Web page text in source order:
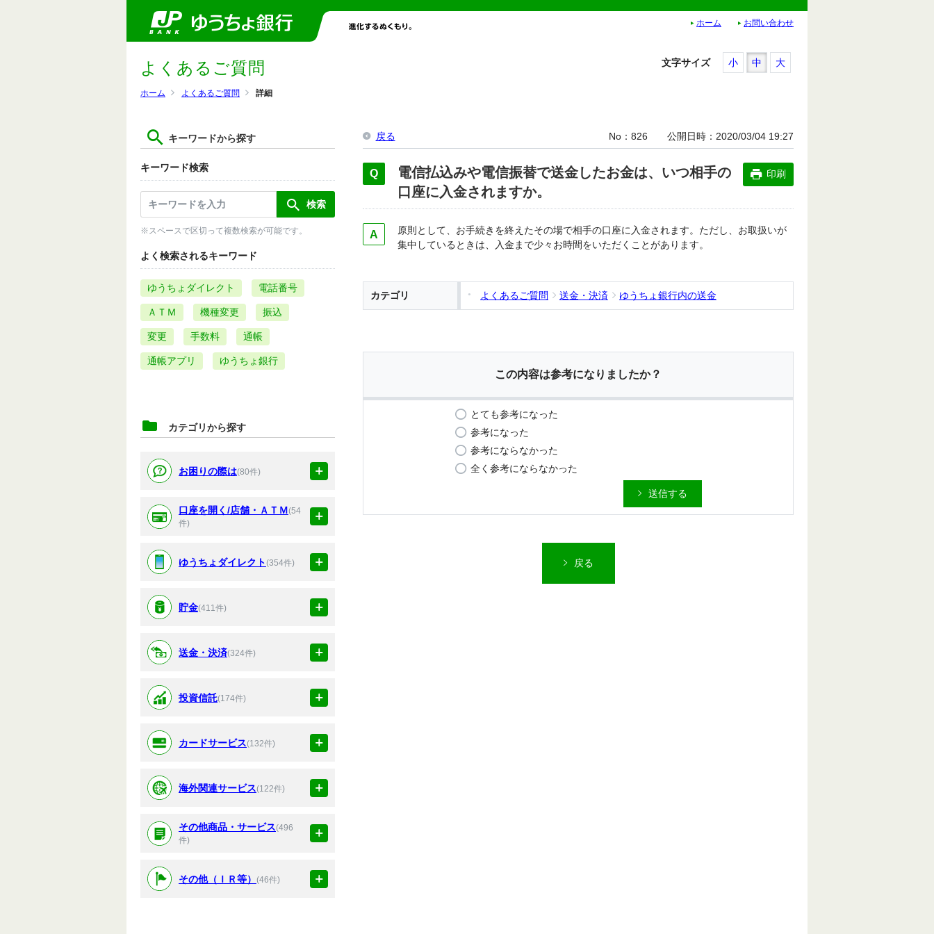
ホーム お問い合わせ
ホーム よくあるご質問 詳細
よくあるご質問
キーワードから探す
キーワード検索
※スペースで区切って複数検索が可能です。
よく検索されるキーワード
ゆうちょダイレクト 電話番号
ＡＴＭ 機種変更 振込
変更 手数料 通帳
通帳アプリ ゆうちょ銀行
カテゴリから探す
お困りの際は(80件)
口座を開く/店舗・ＡＴＭ(54
件)
ゆうちょダイレクト(354件)
貯金(411件)
送金・決済(324件)
投資信託(174件)
カードサービス(132件)
海外関連サービス(122件)
その他商品・サービス(496
件)
その他（ＩＲ等） (46件)
文字サイズ 小 中 大
戻る No 826 公開日時 2020/03/04 19:27
電信払込みや電信振替で送金したお金は、いつ相手の
口座に入金されますか。
印刷
原則として、お手続きを終えたその場で相手の口座に入金されます。ただし、お取扱いが
集中しているときは、入金まで少々お時間をいただくことがあります。
カテゴリ よくあるご質問 送金・決済 ゆうちょ銀行内の送金
この内容は参考になりましたか？
とても参考になった
参考になった
参考にならなかった
全く参考にならなかった
送信する
戻る